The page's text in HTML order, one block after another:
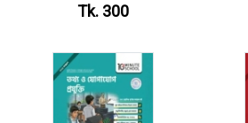
Tk. 300